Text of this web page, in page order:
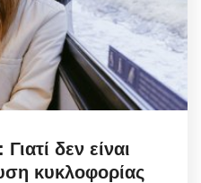
δεν είναι
κυκλοφορίας